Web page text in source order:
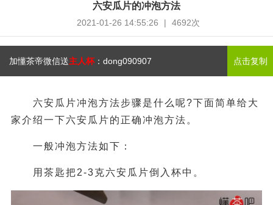
六安瓜片的冲泡方法
2021-01-26 14:55:26 | 4692次
加懂茶帝微信送主人杯： dong090907 点击复制
六安瓜片冲泡方法步骤是什么呢?下面简单给大
家介绍一下六安瓜片的正确冲泡方法。
一般冲泡方法如下：
用茶匙把2-3克六安瓜片倒入杯中。